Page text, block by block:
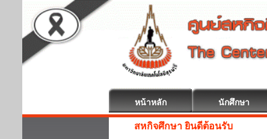
หน้าหลัก นักศึกษา
สหกิจศึกษา ยินดีต้อนรับ